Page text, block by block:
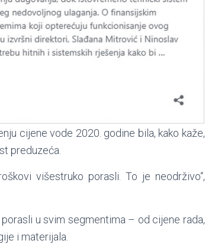
cijene vode 2020. godine bila, kako kaže,
preduzeća.
višestruko porasli. To je neodrživo“,
u svim segmentima – od cijene rada,
i materijala.